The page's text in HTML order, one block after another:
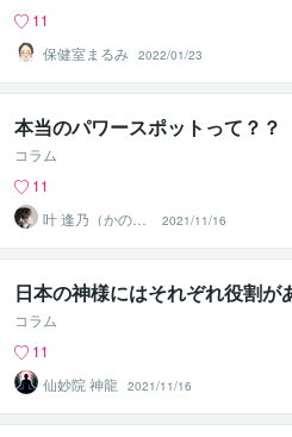
11
保健室まるみ 2022/01/23
本当のパワースポットって？？
コラム
11
叶 逢乃（かのう
あいの）
2021/11/16
日本の神様にはそれぞれ役割が
コラム
11
仙妙院 神龍
2021/11/16